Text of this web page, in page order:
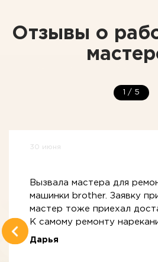
Отзывы о
1 / 5
30 июня
Вызвала мастера для
машинки brother. Заявку
мастер тоже приехал
К самому ремонту
Дарья